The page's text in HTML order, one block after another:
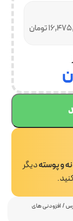
/ افزودنی های
تومان
دیگر